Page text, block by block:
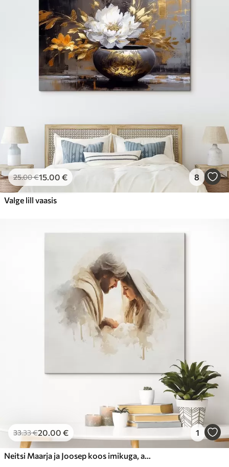
25.00€15.00 € 8
Valge lill vaasis
33.33€20.00 € 1
Neitsi Maarja ja Joosep koos imikuga, akvarellistiilis